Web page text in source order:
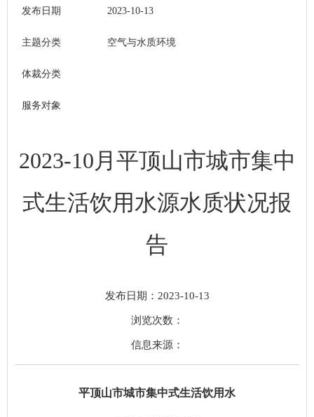
发布日期 2023-10-13
主题分类 空气与水质环境
体裁分类
服务对象
2023-10月平顶山市城市集中
式生活饮用水源水质状况报
告
发布日期：2023-10-13
浏览次数：
信息来源：
平顶山市城市集中式生活饮用水